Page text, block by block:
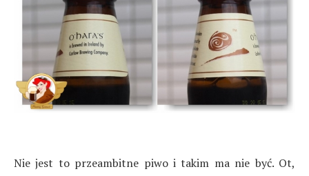
Nie jest to przeambitne piwo i takim ma nie być. Ot,